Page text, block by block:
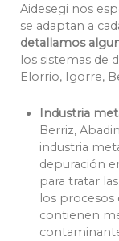
Aidesegi nos
se adaptan a
detallamos
los sistemas de
Elorrio, Igorre,
Industria
Berriz,
industria
depuración
para tratar
los procesos
contienen